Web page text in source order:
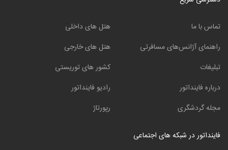
تماس با ما
راهنمای آژانس‌های مسافرتی
تبلیغات
درباره فاینداتور
مجله گردشگری
هتل های داخلی
هتل های خارجی
کشور های توریستی
رادیو فاینداتور
رپورتاژ
فاینداتور در شبکه های اجتماعی